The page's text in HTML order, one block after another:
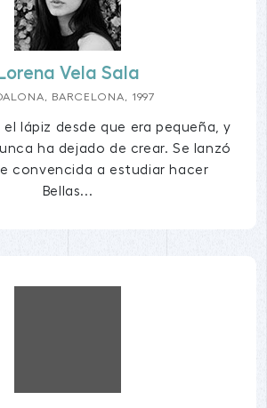
Lorena Vela Sala
BARCELONA, 1997
lápiz desde que era pequeña, y
ha dejado de crear. Se lanzó
convencida a estudiar hacer
Bellas...